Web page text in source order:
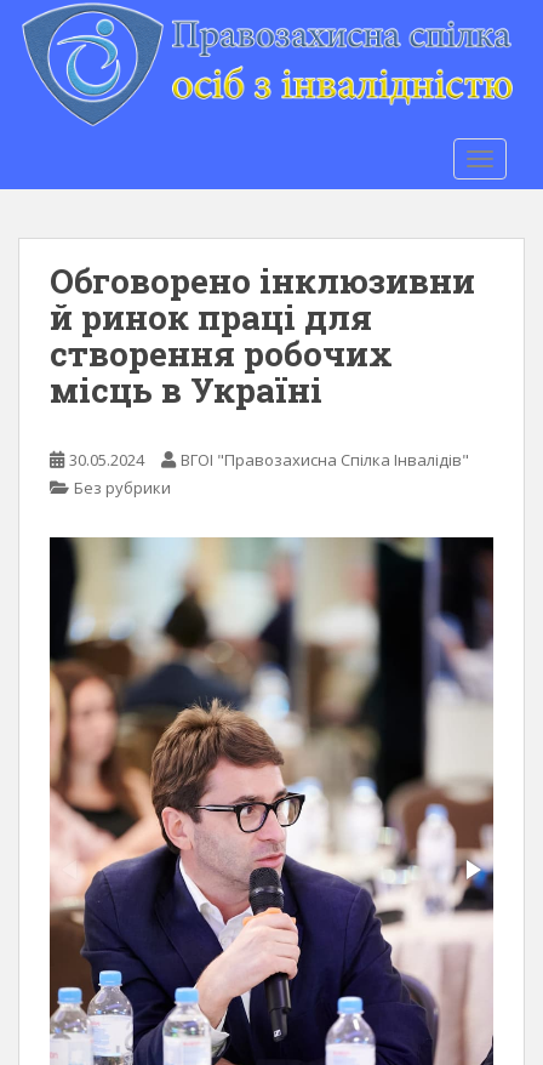
Обговорено інклюзивни
й ринок праці для
створення робочих
місць в Україні
30.05.2024
ВГОІ "Правозахисна Спілка Інвалідів"
Без рубрики